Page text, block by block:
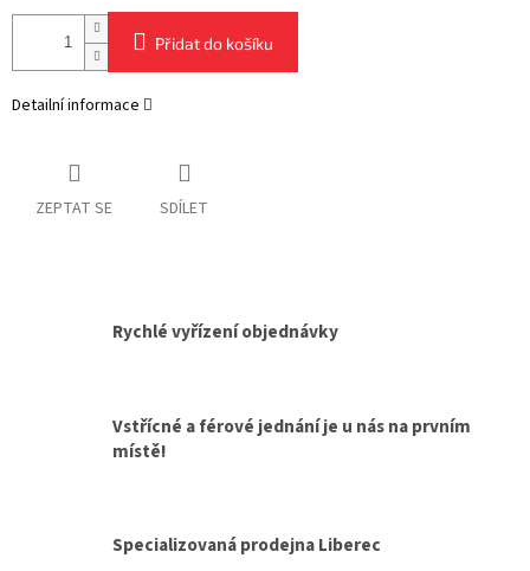
Přidat do košíku
Detailní informace
ZEPTAT SE SDÍLET
Rychlé vyřízení objednávky
Vstřícné a férové jednání je u nás na prvním
místě!
Specializovaná prodejna Liberec